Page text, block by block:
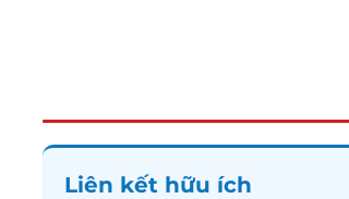
Liên kết hữu ích